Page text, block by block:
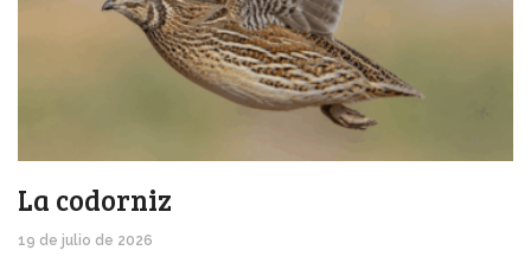
La codorniz
19 de julio de 2026